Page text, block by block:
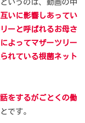
いうのは、動画の中
いに影響しあってい
ーと呼ばれるお母さ
よってマザーツリー
れている根菌ネット
をするがごとくの働
です。